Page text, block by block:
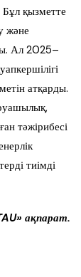
қызметте
және
Ал 2025–
атқарды.
тәжірибесі
тиімді
ақпарат.